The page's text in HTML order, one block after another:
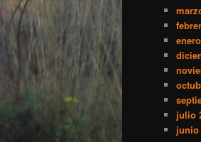
julio
junio